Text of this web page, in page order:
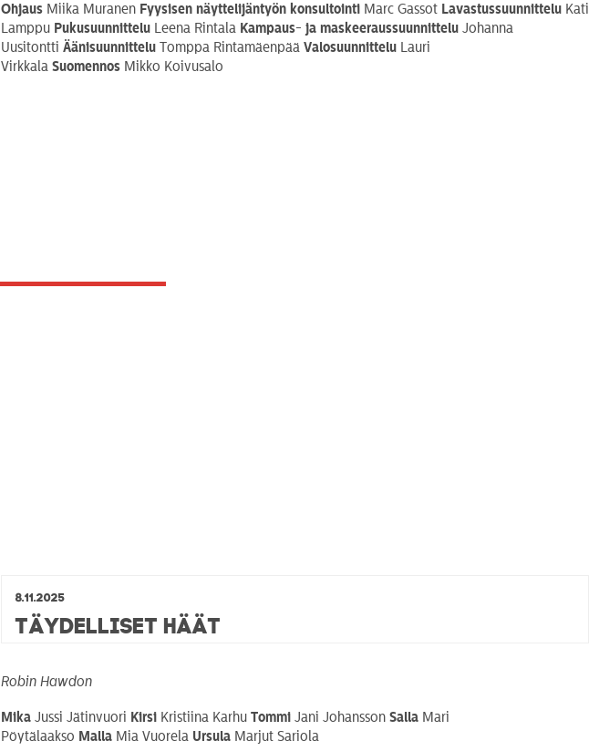
OhjausMiika Muranen Fyysisen näyttelijäntyön konsultointiMarc Gassot LavastussuunnitteluKati
Lamppu PukusuunnitteluLeena Rintala Kampaus- ja maskeeraussuunnitteluJohanna
Uusitontti ÄänisuunnitteluTomppa Rintamäenpää ValosuunnitteluLauri
Virkkala SuomennosMikko Koivusalo
8.11.2025
Täydelliset häät
Robin Hawdon
MikaJussi Jätinvuori KirsiKristiina Karhu TommiJani Johansson SallaMari
Pöytälaakso MallaMia Vuorela UrsulaMarjut Sariola